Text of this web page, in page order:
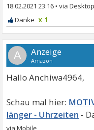
18.02.2021 23:16 •
x 1
A
Hallo Anchiwa4964,
länger - Uhrzeiten